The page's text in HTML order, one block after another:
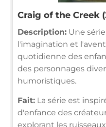
Craig of the Creek
Description: Une
l'imagination et
quotidienne des
des personnages
humoristiques.
Fait: La série est
d'enfance des
explorant les